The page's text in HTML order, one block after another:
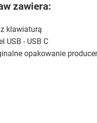
zawiera:
klawiaturą
USB - USB C
opakowanie